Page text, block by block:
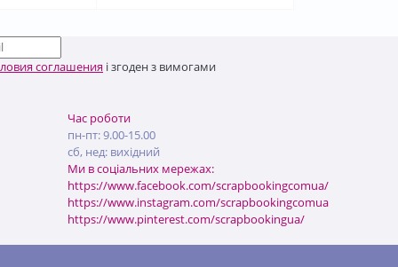
соглашения і згоден з вимогами
Час роботи
пн-пт: 9.00-15.00
сб, нед: вихідний
Ми в соціальних мережах:
https://www.facebook.com/scrapbookingcomua/
https://www.instagram.com/scrapbookingcomua
https://www.pinterest.com/scrapbookingua/